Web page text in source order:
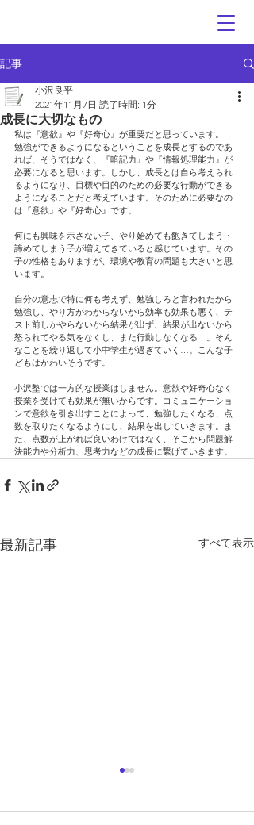
記事
成長に大切なもの
小沢良平
2021年11月7日 読了時間: 1分
私は『意欲』や『好奇心』が重要だと思っています。
勉強ができるようになるということを成長とするのであ
れば、そうではなく、『暗記力』や『情報処理能力』が
必要になると思います。しかし、成長とは自ら考えられ
るようになり、目標や目的のための必要な行動ができる
ようになることだと考えています。そのために必要なの
は『意欲』や『好奇心』です。
何にも興味を示さない子、やり始めても飽きてしまう・
諦めてしまう子が増えてきていると感じています。その
子の性格もありますが、環境や教育の問題も大きいと思
います。
自分の意志で特に何も考えず、勉強しろと言われたから
勉強し、やり方がわからないから効率も効果も悪く、テ
スト前しかやらないから結果が出ず、結果が出ないから
怒られてやる気をなくし、また行動しなくなる…。そん
なことを繰り返して小中学生が過ぎていく…。こんな子
どもはかわいそうです。
小沢塾では一方的な授業はしません。意欲や好奇心なく
授業を受けても効果が無いからです。コミュニケーショ
ンで意欲を引き出すことによって、勉強したくなる、点
数を取りたくなるようにし、結果を出していきます。ま
た、点数が上がれば良いわけではなく、そこから問題解
決能力や分析力、思考力などの成長に繋げていきます。
最新記事 すべて表示